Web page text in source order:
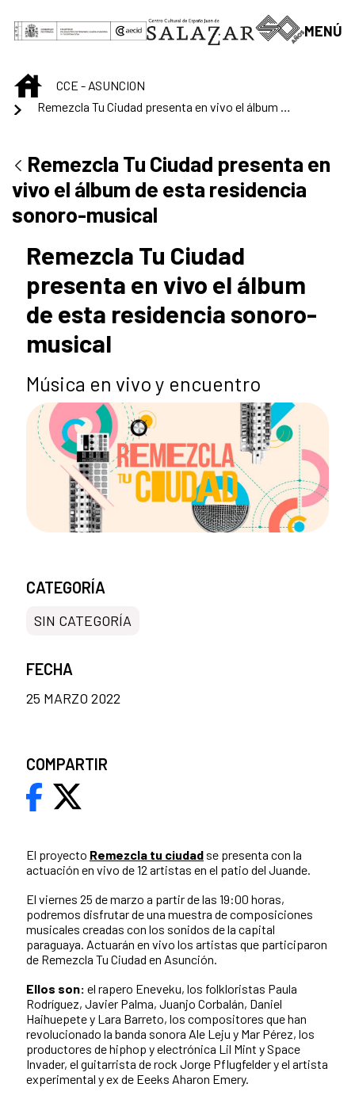
Saltar al contenido principal
MENÚ
INICIOCCE - ASUNCION
Remezcla Tu Ciudad presenta en
vivo el álbum de esta residencia
sonoro-musical
Remezcla Tu Ciudad
presenta en vivo el álbum
de esta residencia sonoro-
musical
Música en vivo y encuentro
El proyecto Remezcla tu ciudad se presenta con la
actuación en vivo de 12 artistas en el patio del Juande.
El viernes 25 de marzo a partir de las 19:00 horas,
podremos disfrutar de una muestra de composiciones
musicales creadas con los sonidos de la capital
paraguaya. Actuarán en vivo los artistas que participaron
de Remezcla Tu Ciudad en Asunción.
Ellos son: el rapero Eneveku, los folkloristas Paula
Rodríguez, Javier Palma, Juanjo Corbalán, Daniel
Haihuepete y Lara Barreto, los compositores que han
revolucionado la banda sonora Ale Leju y Mar Pérez, los
productores de hiphop y electrónica Lil Mint y Space
Invader, el guitarrista de rock Jorge Pflugfelder y el artista
experimental y ex de Eeeks Aharon Emery.
CATEGORÍA
SIN CATEGORÍA
FECHA
25 MARZO 2022
COMPARTIR